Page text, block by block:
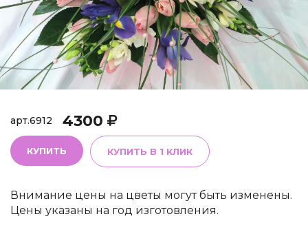
арт.6912 4300
КУПИТЬ КУПИТЬ В 1 КЛИК
Внимание цены на цветы могут быть изменены.
Цены указаны на год изготовления.